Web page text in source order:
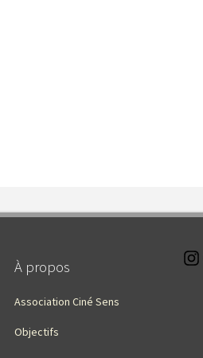
À propos
Association Ciné Sens
Objectifs